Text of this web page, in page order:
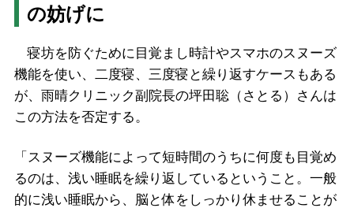
の妨げに
寝坊を防ぐために目覚まし時計やスマホのスヌーズ
機能を使い、二度寝、三度寝と繰り返すケースもある
が、雨晴クリニック副院長の坪田聡（さとる）さんは
この方法を否定する。
「スヌーズ機能によって短時間のうちに何度も目覚め
るのは、浅い睡眠を繰り返しているということ。一般
的に浅い睡眠から、脳と体をしっかり休ませることが